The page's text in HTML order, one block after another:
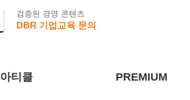
검증된 경영 콘텐츠
DBR 기업교육 문의
아티클 PREMIUM